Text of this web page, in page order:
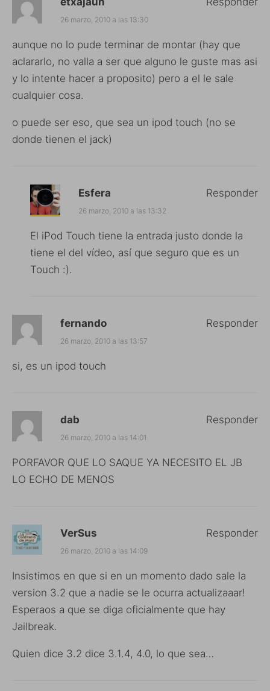
26 marzo, 2010 a las 13:30
aunque no lo pude terminar de montar (hay que
aclararlo, no valla a ser que alguno le guste mas asi
y lo intente hacer a proposito) pero a el le sale
cualquier cosa.
o puede ser eso, que sea un ipod touch (no se
donde tienen el jack)
Esfera
26 marzo, 2010 a las 13:32
El iPod Touch tiene la entrada justo donde la
tiene el del vídeo, así que seguro que es un
Touch :).
Responder
fernando
26 marzo, 2010 a las 13:57
si, es un ipod touch
Responder
dab
26 marzo, 2010 a las 14:01
PORFAVOR QUE LO SAQUE YA NECESITO EL JB
LO ECHO DE MENOS
Responder
VerSus
26 marzo, 2010 a las 14:09
Insistimos en que si en un momento dado sale la
version 3.2 que a nadie se le ocurra actualizaaar!
Esperaos a que se diga oficialmente que hay
Jailbreak.
Quien dice 3.2 dice 3.1.4, 4.0, lo que sea…
Responder